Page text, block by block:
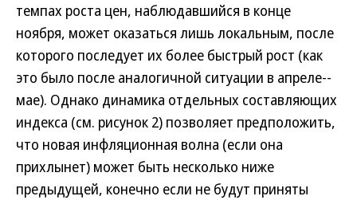
темпах роста цен, наблюдавшийся в конце
ноября, может оказаться лишь локальным, после
которого последует их более быстрый рост (как
это было после аналогичной ситуации в апреле--
мае). Однако динамика отдельных составляющих
индекса (см. рисунок 2) позволяет предположить,
что новая инфляционная волна (если она
прихлынет) может быть несколько ниже
предыдущей, конечно если не будут приняты